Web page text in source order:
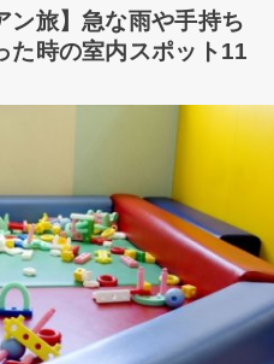
ン旅】急な雨や手持ち
た時の室内スポット11